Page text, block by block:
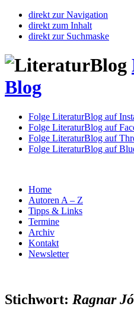
direkt zur Navigation
direkt zum Inhalt
direkt zur Suchmaske
Blog
Folge LiteraturBlog auf
Folge LiteraturBlog auf
Folge LiteraturBlog auf
Folge LiteraturBlog auf
Home
Autoren A – Z
Tipps & Links
Termine
Archiv
Kontakt
Newsletter
Stichwort: Ragnar